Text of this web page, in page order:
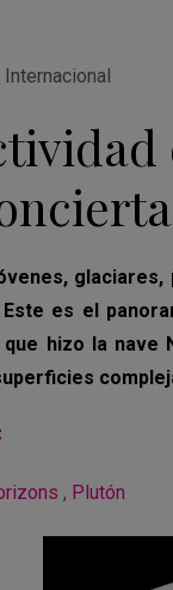
Internacional
es el
hizo la nave
, Plutón